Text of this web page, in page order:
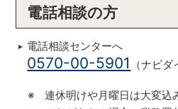
電話相談の方
電話相談センターへ
0570-00-5901 （ナビダ
※ 連休明けや月曜日は大変込